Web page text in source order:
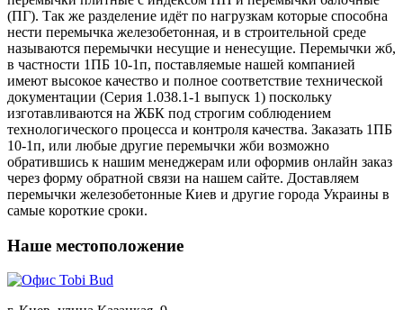
(ПГ). Так же разделение идёт по нагрузкам которые способна
нести перемычка железобетонная, и в строительной среде
называются перемычки несущие и ненесущие. Перемычки жб,
в частности 1ПБ 10-1п, поставляемые нашей компанией
имеют высокое качество и полное соответствие технической
документации (Серия 1.038.1-1 выпуск 1) поскольку
изготавливаются на ЖБК под строгим соблюдением
технологического процесса и контроля качества. Заказать 1ПБ
10-1п, или любые другие перемычки жби возможно
обратившись к нашим менеджерам или оформив онлайн заказ
через форму обратной связи на нашем сайте. Доставляем
перемычки железобетонные Киев и другие города Украины в
самые короткие сроки.
Наше местоположение